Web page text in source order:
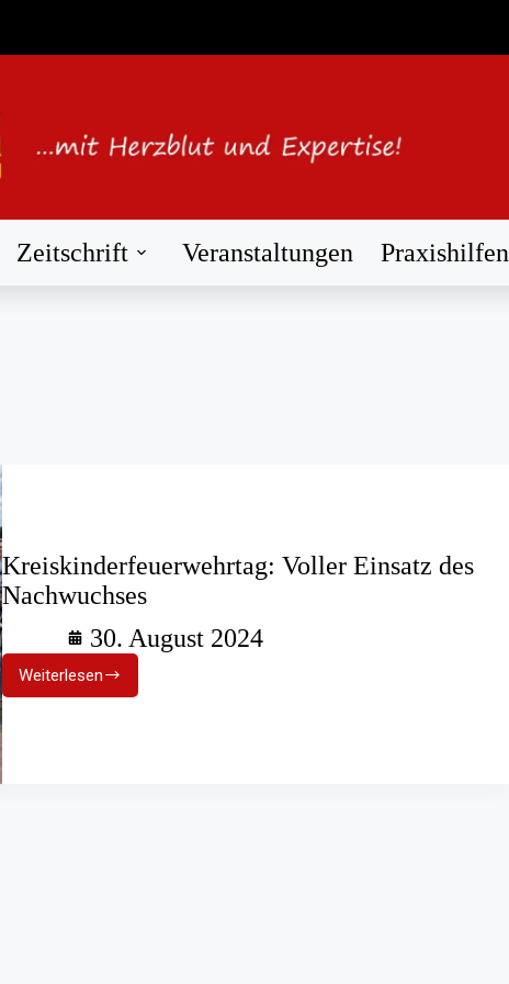
Zeitschrift Veranstaltungen Praxishilfen
Kreiskinderfeuerwehrtag: Voller Einsatz des
Nachwuchses
30. August 2024
WeiterlesenKreiskinderfeuerwehrtag:
Voller